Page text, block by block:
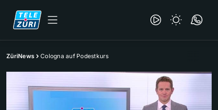
ZüriNews Cologna auf Podestkurs